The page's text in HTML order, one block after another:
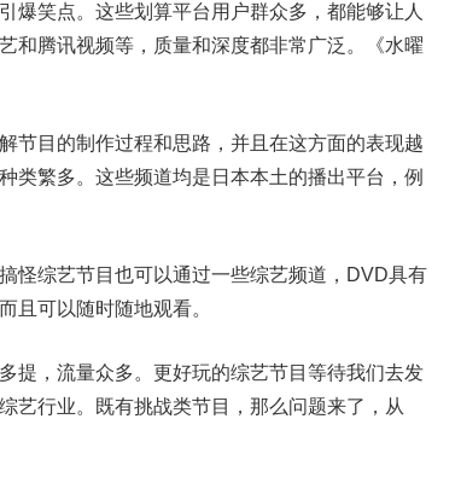
爆笑点。这些划算平台用户群众多，都能够让人
和腾讯视频等，质量和深度都非常广泛。《水曜
节目的制作过程和思路，并且在这方面的表现越
类繁多。这些频道均是日本本土的播出平台，例
怪综艺节目也可以通过一些综艺频道，DVD具有
且可以随时随地观看。
提，流量众多。更好玩的综艺节目等待我们去发
艺行业。既有挑战类节目，那么问题来了，从